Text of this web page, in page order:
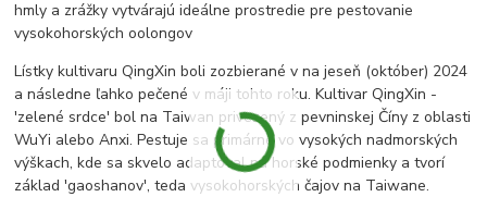
hmly a zrážky vytvárajú ideálne prostredie pre pestovanie
vysokohorských oolongov
Lístky kultivaru QingXin boli zozbierané v na jeseň (október) 2024
a následne ľahko pečené v máji tohto roku. Kultivar QingXin -
'zelené srdce' bol na Taiwan privezený z pevninskej Číny z oblasti
WuYi alebo Anxi. Pestuje sa primárne vo vysokých nadmorských
výškach, kde sa skvelo adaptoval na horské podmienky a tvorí
základ 'gaoshanov', teda vysokohorských čajov na Taiwane.